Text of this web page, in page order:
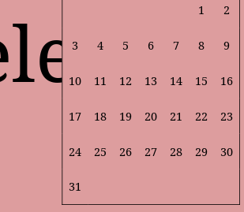
1 2
3 4 5 6 7 8 9
10 11 12 13 14 15 16
17 18 19 20 21 22 23
24 25 26 27 28 29 30
31